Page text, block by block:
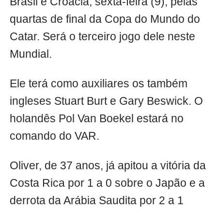
quartas de final da Copa do Mundo do
Catar. Será o terceiro jogo dele neste
Mundial.
Ele terá como auxiliares os também
ingleses Stuart Burt e Gary Beswick. O
holandês Pol Van Boekel estará no
comando do VAR.
Oliver, de 37 anos, já apitou a vitória da
Costa Rica por 1 a 0 sobre o Japão e a
derrota da Arábia Saudita por 2 a 1